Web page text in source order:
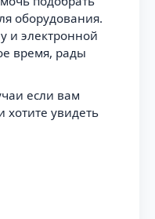
оборудования.
и электронной
время, рады
если вам
увидеть